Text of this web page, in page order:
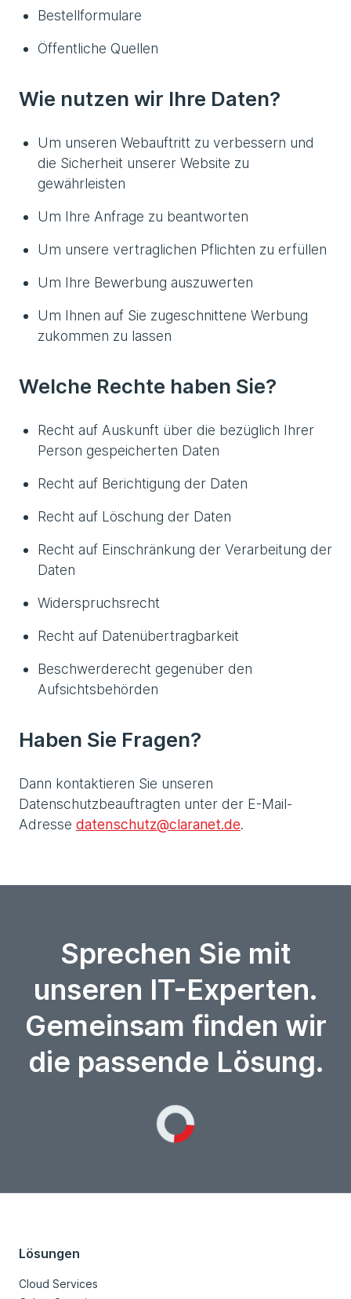
Bestellformulare
Öffentliche Quellen
Wie nutzen wir Ihre Daten?
Um unseren Webauftritt zu verbessern und
die Sicherheit unserer Website zu
gewährleisten
Um Ihre Anfrage zu beantworten
Um unsere vertraglichen Pflichten zu erfüllen
Um Ihre Bewerbung auszuwerten
Um Ihnen auf Sie zugeschnittene Werbung
zukommen zu lassen
Welche Rechte haben Sie?
Recht auf Auskunft über die bezüglich Ihrer
Person gespeicherten Daten
Recht auf Berichtigung der Daten
Recht auf Löschung der Daten
Recht auf Einschränkung der Verarbeitung der
Daten
Widerspruchsrecht
Recht auf Datenübertragbarkeit
Beschwerderecht gegenüber den
Aufsichtsbehörden
Haben Sie Fragen?
Dann kontaktieren Sie unseren
Datenschutzbeauftragten unter der E-Mail-
Adresse datenschutz@claranet.de.
Sprechen Sie mit
unseren IT-Experten.
Gemeinsam finden wir
die passende Lösung.
Lösungen
Cloud Services